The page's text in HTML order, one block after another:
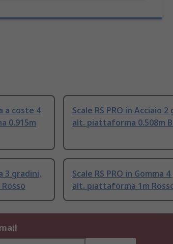
a coste 4
0.915m
Scale RS PRO in Acciaio
alt. piattaforma 0.508m
3 gradini,
Scale RS PRO in Gomma
alt. piattaforma 1m